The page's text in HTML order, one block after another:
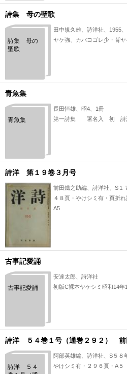
詩集 母の聖歌
詩集 母の
聖歌
田中規久雄、詩洋社、1955、
ヤケ強、カバヨゴレ少・背
青魚集
青魚集
長田恒雄、昭4、1冊
第一詩集 署名入 初 詩洋
詩洋 第１９卷３月号
前田鐡之助編、詩洋社、S１
４８頁・やけシミ有・頁折
A5
古事記愛誦
古事記愛誦
安達太郎、詩洋社
初版C裸本ヤケシミ昭和14年
詩洋 ５４巻１号（通巻２９２） 前
詩洋 ５４
阿部英雄編、詩洋社、S５８
やけシミ有・２９６頁・A５